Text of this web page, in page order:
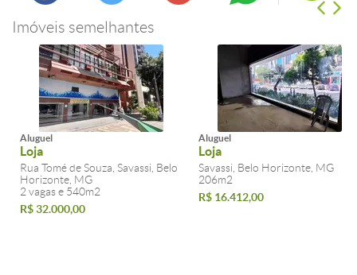
Imóveis semelhantes
Aluguel
Loja
Rua Tomé de Souza, Savassi, Belo
Horizonte, MG
2 vagas e 540m2
R$ 32.000,00
Aluguel
Loja
Savassi, Belo Horizonte, MG
206m2
R$ 16.412,00